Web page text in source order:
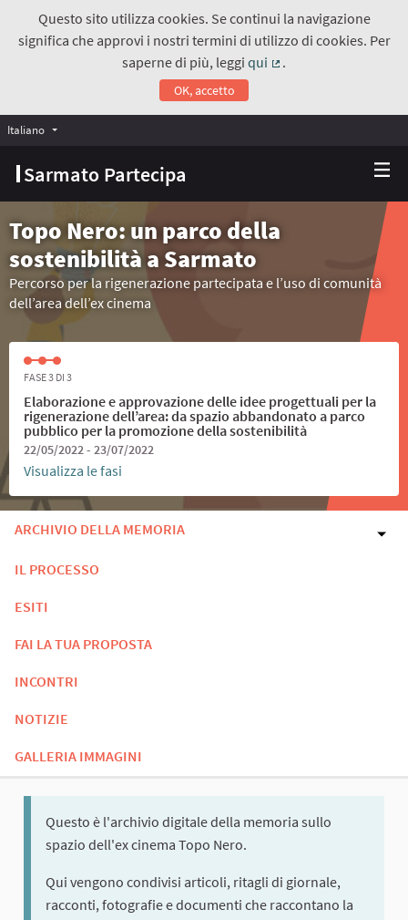
Questo sito utilizza cookies. Se continui la navigazione
significa che approvi i nostri termini di utilizzo di cookies. Per
saperne di più, leggiqui
.
OK, accetto
Sarmato Partecipa
Italiano Choose language
Topo Nero: un parco della
sostenibilità a Sarmato
Percorso per la rigenerazione partecipata e l’uso di comunità
dell’area dell’ex cinema
FASE 3 DI 3
Elaborazione e approvazione delle idee progettuali per la
rigenerazione dell’area: da spazio abbandonato a parco
pubblico per la promozione della sostenibilità
22/05/2022 - 23/07/2022
Visualizza le fasi
ARCHIVIO DELLA MEMORIA
IL PROCESSO
ESITI
FAI LA TUA PROPOSTA
INCONTRI
NOTIZIE
GALLERIA IMMAGINI
Questo è l'archivio digitale della memoria sullo
spazio dell'ex cinema Topo Nero.
Qui vengono condivisi articoli, ritagli di giornale,
racconti, fotografie e documenti che raccontano la